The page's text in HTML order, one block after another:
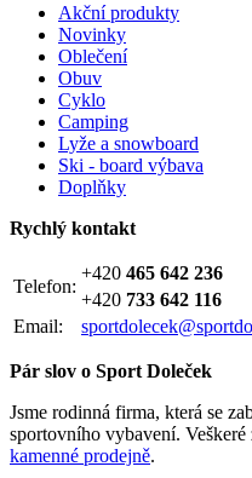
Akční produkty
Novinky
Oblečení
Obuv
Cyklo
Camping
Lyže a snowboard
Ski - board výbava
Doplňky
Rychlý kontakt
Telefon:
+420 465 642 236
+420 733 642 116
Email:
Pár slov o Sport Doleček
Jsme rodinná firma, která se
sportovního vybavení.
kamenné prodejně.